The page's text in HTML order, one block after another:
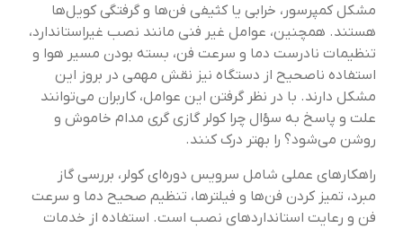
مشکل کمپرسور، خرابی یا کثیفی فن‌ها و گرفتگی کویل‌ها
هستند. همچنین، عوامل غیر فنی مانند نصب غیراستاندارد،
تنظیمات نادرست دما و سرعت فن، بسته بودن مسیر هوا و
استفاده ناصحیح از دستگاه نیز نقش مهمی در بروز این
مشکل دارند. با در نظر گرفتن این عوامل، کاربران می‌توانند
علت و پاسخ به سؤال چرا کولر گازی گری مدام خاموش و
روشن می‌شود؟ را بهتر درک کنند.
راهکارهای عملی شامل سرویس دوره‌ای کولر، بررسی گاز
مبرد، تمیز کردن فن‌ها و فیلترها، تنظیم صحیح دما و سرعت
فن و رعایت استانداردهای نصب است. استفاده از خدمات